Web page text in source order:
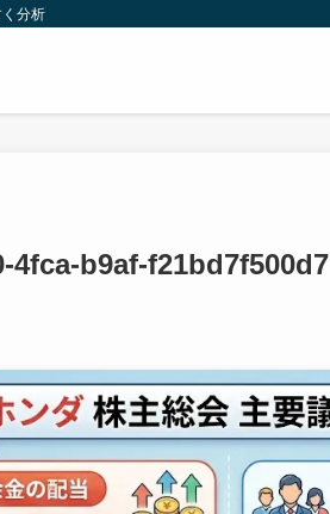
分析
4fca-b9af-f21bd7f500d7